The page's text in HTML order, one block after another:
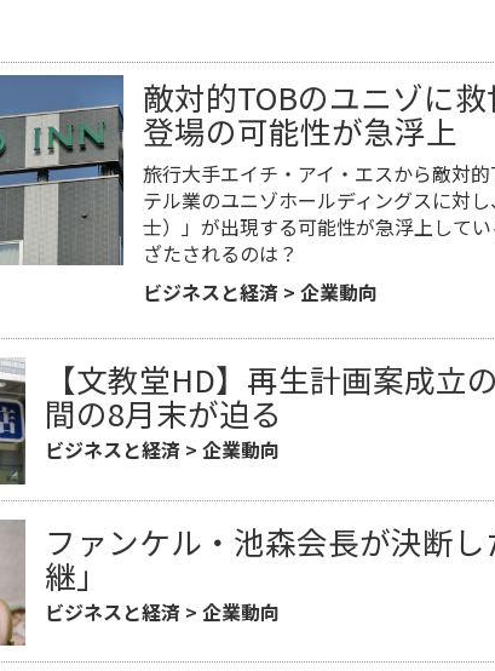
敵対的TOBのユニゾに救
登場の可能性が急浮上
旅行大手エイチ・アイ・エスから敵対
テル業のユニゾホールディングスに対
士）」が出現する可能性が急浮上して
ざたされるのは？
ビジネスと経済> 企業動向
【文教堂HD】再生計画案成立
間の8月末が迫る
ビジネスと経済 >企業動向
ファンケル・池森会長が決断
継」
ビジネスと経済 >企業動向